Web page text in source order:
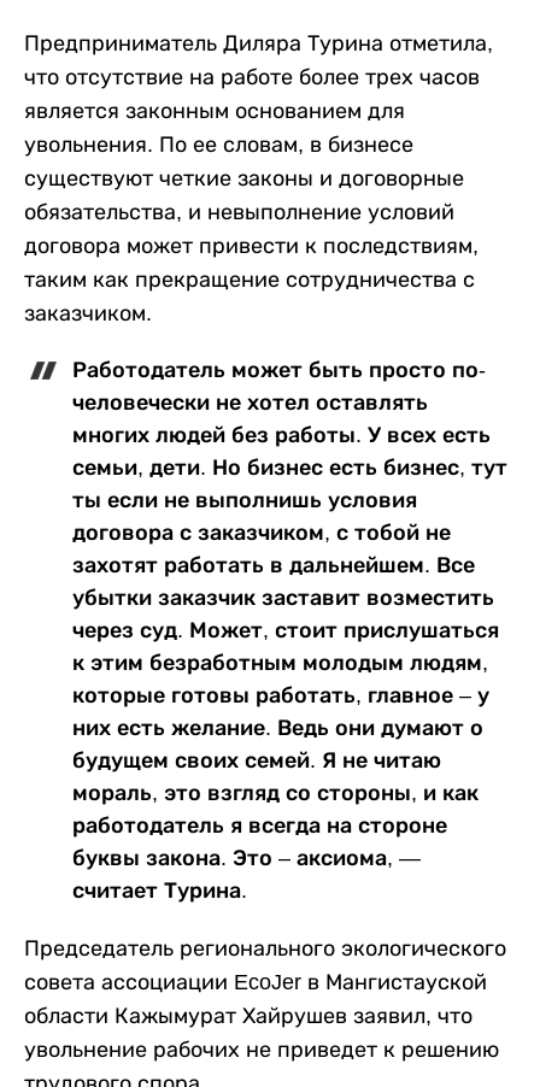
Предприниматель Диляра Турина отметила,
что отсутствие на работе более трех часов
является законным основанием для
увольнения. По ее словам, в бизнесе
существуют четкие законы и договорные
обязательства, и невыполнение условий
договора может привести к последствиям,
таким как прекращение сотрудничества с
заказчиком.
Работодатель может быть просто по-
человечески не хотел оставлять
многих людей без работы. У всех есть
семьи, дети. Но бизнес есть бизнес, тут
ты если не выполнишь условия
договора с заказчиком, с тобой не
захотят работать в дальнейшем. Все
убытки заказчик заставит возместить
через суд. Может, стоит прислушаться
к этим безработным молодым людям,
которые готовы работать, главное – у
них есть желание. Ведь они думают о
будущем своих семей. Я не читаю
мораль, это взгляд со стороны, и как
работодатель я всегда на стороне
буквы закона. Это – аксиома, —
считает Турина.
Председатель регионального экологического
совета ассоциации EcoJer в Мангистауской
области Кажымурат Хайрушев заявил, что
увольнение рабочих не приведет к решению